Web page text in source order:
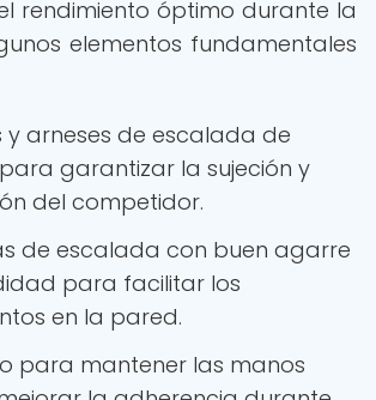
rendimiento óptimo durante la
elementos fundamentales
y arneses de escalada de
garantizar la sujeción y
del competidor.
de escalada con buen agarre
para facilitar los
en la pared.
para mantener las manos